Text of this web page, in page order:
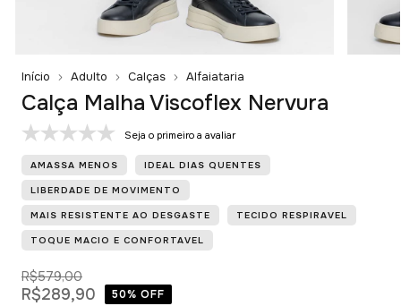
Início Adulto Calças Alfaiataria
Calça Malha Viscoflex Nervura
Seja o primeiro a avaliar
AMASSA MENOS IDEAL DIAS QUENTES
LIBERDADE DE MOVIMENTO
MAIS RESISTENTE AO DESGASTE TECIDO RESPIRAVEL
TOQUE MACIO E CONFORTAVEL
R$579,00
R$289,90 50% OFF